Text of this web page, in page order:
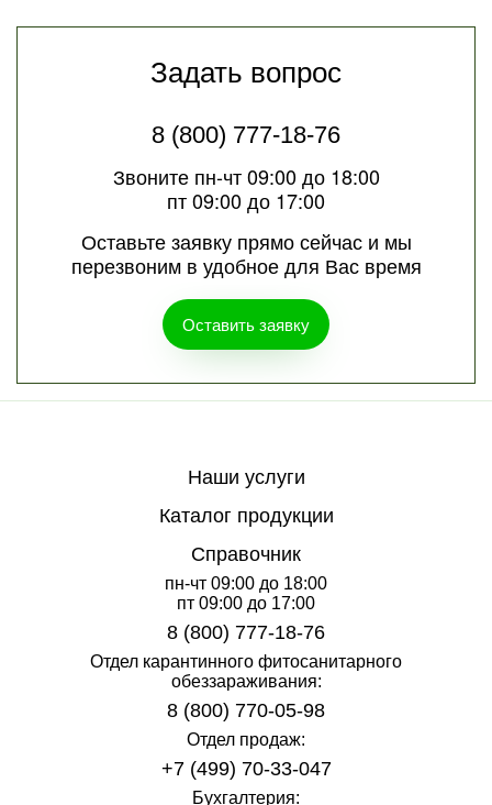
Задать вопрос
8 (800) 777-18-76
Звоните пн-чт 09:00 до 18:00
пт 09:00 до 17:00
Оставьте заявку прямо сейчас и мы
перезвоним в удобное для Вас время
Оставить заявку
Наши услуги
Каталог продукции
Справочник
пн-чт 09:00 до 18:00
пт 09:00 до 17:00
8 (800) 777-18-76
Отдел карантинного фитосанитарного
обеззараживания:
8 (800) 770-05-98
Отдел продаж:
+7 (499) 70-33-047
Бухгалтерия: